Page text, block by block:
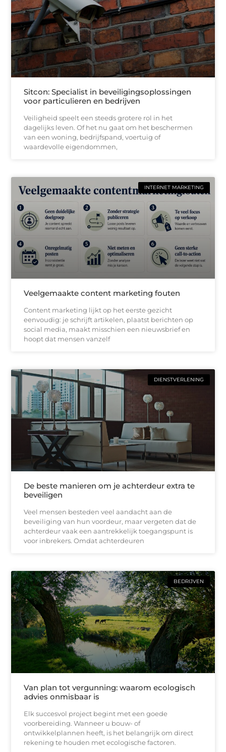
Sitcon: Specialist in beveiligingsoplossingen
voor particulieren en bedrijven
Veiligheid speelt een steeds grotere rol in het
dagelijks leven. Of het nu gaat om het beschermen
van een woning, bedrijfspand, voertuig of
waardevolle eigendommen,
INTERNET MARKETING
Veelgemaakte content marketing fouten
Content marketing lijkt op het eerste gezicht
eenvoudig: je schrijft artikelen, plaatst berichten op
social media, maakt misschien een nieuwsbrief en
hoopt dat mensen vanzelf
DIENSTVERLENING
De beste manieren om je achterdeur extra te
beveiligen
Veel mensen besteden veel aandacht aan de
beveiliging van hun voordeur, maar vergeten dat de
achterdeur vaak een aantrekkelijk toegangspunt is
voor inbrekers. Omdat achterdeuren
BEDRIJVEN
Van plan tot vergunning: waarom ecologisch
advies onmisbaar is
Elk succesvol project begint met een goede
voorbereiding. Wanneer u bouw- of
ontwikkelplannen heeft, is het belangrijk om direct
rekening te houden met ecologische factoren.